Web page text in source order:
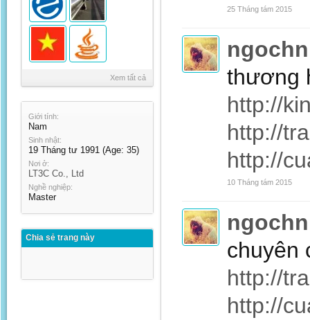
Xem tất cả
Giới tính:
Nam
Sinh nhật:
19 Tháng tư 1991 (Age: 35)
Nơi ở:
LT3C Co., Ltd
Nghề nghiệp:
Master
Chia sẻ trang này
25 Tháng tám 2015
thương
http://
http://
http://
10 Tháng tám 2015
chuyên
http://
http://